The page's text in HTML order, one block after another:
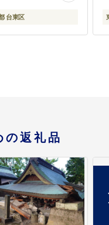
台東区
の返礼品